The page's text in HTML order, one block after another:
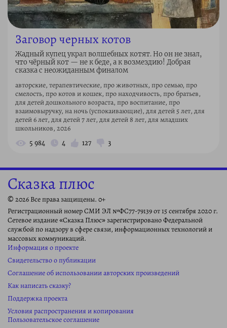
Заговор черных котов
Жадный купец украл волшебных котят. Но он не знал,
что чёрный кот — не к беде, а к возмездию! Добрая
сказка с неожиданным финалом
авторские, терапевтические, про животных, про семью, про
смелость, про котов и кошек, про находчивость, про братьев,
для детей дошкольного возраста, про воспитание, про
взаимовыручку, на ночь (успокаивающие), для детей 5 лет, для
детей 6 лет, для детей 7 лет, для детей 8 лет, для младших
школьников, 2026
5 984 4 127 3
Сказка плюс
© 2026 Все права защищены. 0+
Регистрационный номер СМИ ЭЛ №ФС77-79139 от 15 сентября 2020 г.
Сетевое издание «Сказка Плюс» зарегистрировано Федеральной
службой по надзору в сфере связи, информационных технологий и
массовых коммуникаций.
Информация о проекте
Свидетельство о публикации
Соглашение об использовании авторских произведений
Как написать сказку?
Поддержка проекта
Условия распространения и копирования
Пользовательское соглашение